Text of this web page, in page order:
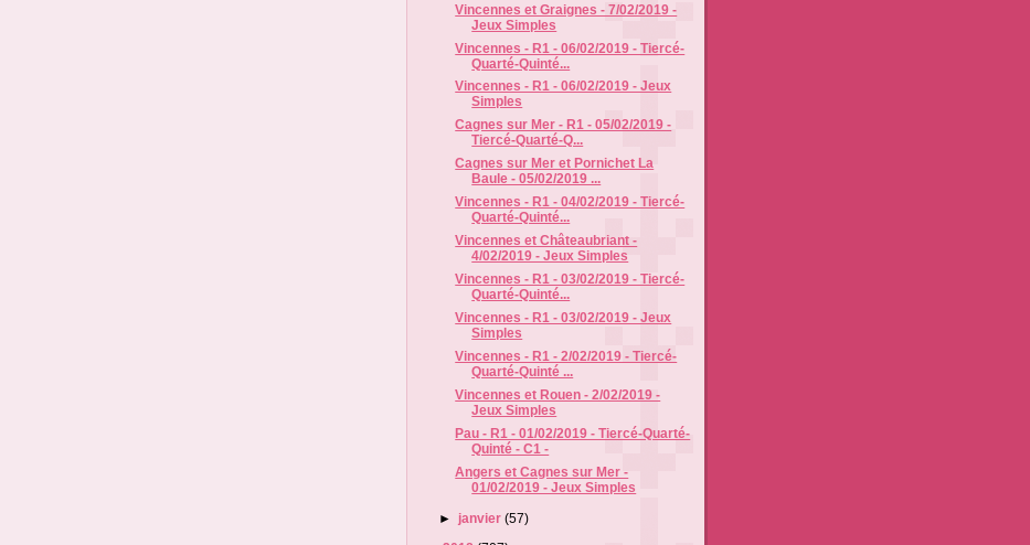
Vincennes et Graignes - 7/02/2019 -
Jeux Simples
Vincennes - R1 - 06/02/2019 - Tiercé-
Quarté-Quinté...
Vincennes - R1 - 06/02/2019 - Jeux
Simples
Cagnes sur Mer - R1 - 05/02/2019 -
Tiercé-Quarté-Q...
Cagnes sur Mer et Pornichet La
Baule - 05/02/2019 ...
Vincennes - R1 - 04/02/2019 - Tiercé-
Quarté-Quinté...
Vincennes et Châteaubriant -
4/02/2019 - Jeux Simples
Vincennes - R1 - 03/02/2019 - Tiercé-
Quarté-Quinté...
Vincennes - R1 - 03/02/2019 - Jeux
Simples
Vincennes - R1 - 2/02/2019 - Tiercé-
Quarté-Quinté ...
Vincennes et Rouen - 2/02/2019 -
Jeux Simples
Pau - R1 - 01/02/2019 - Tiercé-Quarté-
Quinté - C1 -
Angers et Cagnes sur Mer -
01/02/2019 - Jeux Simples
► janvier(57)